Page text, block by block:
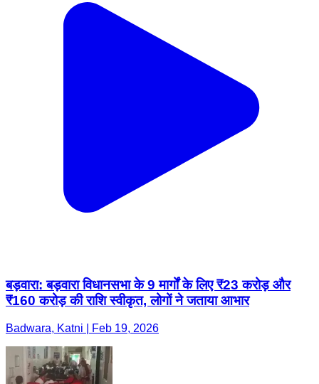
बड़वारा: बड़वारा विधानसभा के 9 मार्गों के लिए ₹23 करोड़ और
₹160 करोड़ की राशि स्वीकृत, लोगों ने जताया आभार
Badwara, Katni | Feb 19, 2026